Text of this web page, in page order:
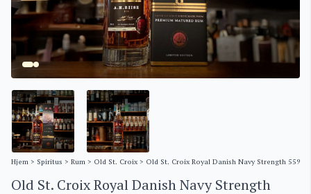
Hjem > Spiritus > Rum > Old St. Croix > Old St. Croix Royal Danish Navy Strength 55%
Old St. Croix Royal Danish Navy Strength